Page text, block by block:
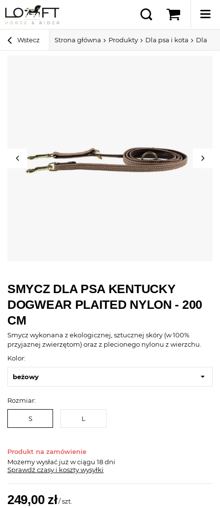
Wstecz Strona główna Produkty Dla psa i kota Dla
SMYCZ DLA PSA KENTUCKY
DOGWEAR PLAITED NYLON - 200
CM
Smycz wykonana z ekologicznej, sztucznej skóry (w 100%
przyjaznej zwierzętom) oraz z plecionego nylonu z wierzchu.
Kolor:
beżowy
Rozmiar:
S L
Produkt na zamówienie
Możemy wysłać już w ciągu 18 dni
Sprawdź czasy i koszty wysyłki
249,00 zł/szt.